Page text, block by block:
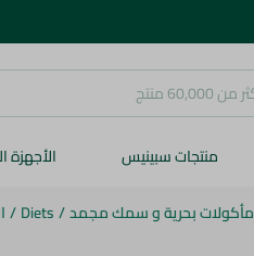
منتجات سبينيس الأجهزة
مأكولات بحرية و سمك مجمد/
Diets
/